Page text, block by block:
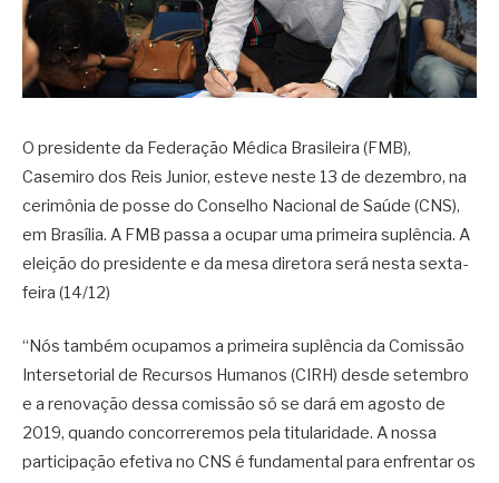
O presidente da Federação Médica Brasileira (FMB),
Casemiro dos Reis Junior, esteve neste 13 de dezembro, na
cerimônia de posse do Conselho Nacional de Saúde (CNS),
em Brasília. A FMB passa a ocupar uma primeira suplência. A
eleição do presidente e da mesa diretora será nesta sexta-
feira (14/12)
“Nós também ocupamos a primeira suplência da Comissão
Intersetorial de Recursos Humanos (CIRH) desde setembro
e a renovação dessa comissão só se dará em agosto de
2019, quando concorreremos pela titularidade. A nossa
participação efetiva no CNS é fundamental para enfrentar os